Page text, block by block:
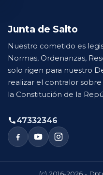
Junta de Salto
Nuestro cometido es
Normas, Ordenanzas,
solo rigen para nuestro
realizar el contralor
la Constitución de la
47332346
(c) 2016-2026 -